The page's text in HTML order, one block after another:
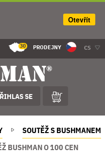
30 PRODEJNY CS
SE
SOUTĚŽ S BUSHMANEM
BUSHMAN O 100 CEN
Otevřít